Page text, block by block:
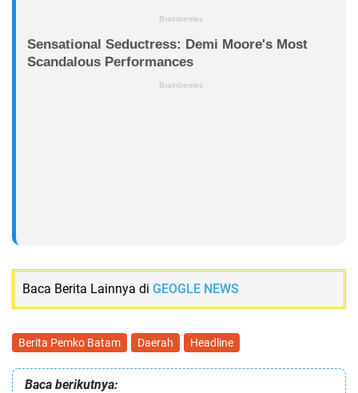
Baca Berita Lainnya di GEOGLE NEWS
Berita Pemko Batam Daerah Headline
Baca berikutnya: